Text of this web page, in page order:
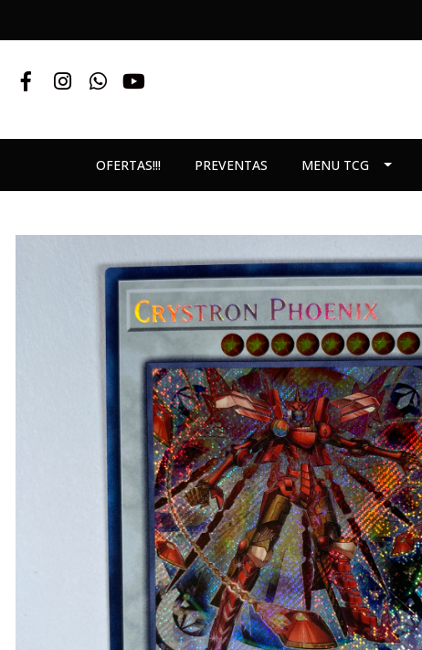
OFERTAS!!! PREVENTAS MENU TCG